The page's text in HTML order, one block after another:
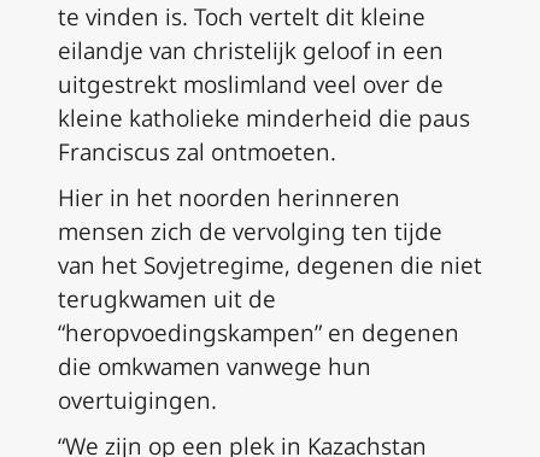
te vinden is. Toch vertelt dit kleine
eilandje van christelijk geloof in een
uitgestrekt moslimland veel over de
kleine katholieke minderheid die paus
Franciscus zal ontmoeten.
Hier in het noorden herinneren
mensen zich de vervolging ten tijde
van het Sovjetregime, degenen die niet
terugkwamen uit de
“heropvoedingskampen” en degenen
die omkwamen vanwege hun
overtuigingen.
“We zijn op een plek in Kazachstan